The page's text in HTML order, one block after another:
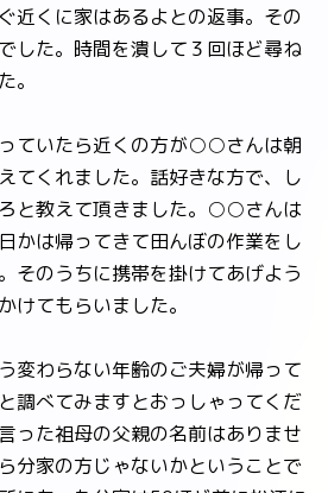
近くに家はあるよとの返事。その
した。時間を潰して３回ほど尋ね
。
ていたら近くの方が○○さんは朝
てくれました。話好きな方で、し
と教えて頂きました。○○さんは
かは帰ってきて田んぼの作業をし
そのうちに携帯を掛けてあげよう
けてもらいました。
変わらない年齢のご夫婦が帰って
調べてみますとおっしゃってくだ
った祖母の父親の名前はありませ
分家の方じゃないかということで